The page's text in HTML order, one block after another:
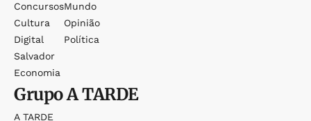
Concursos
Cultura
Digital
Salvador
Economia
Mundo
Opinião
Política
GrupoA TARDE
A TARDE